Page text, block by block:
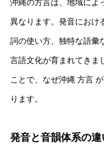
沖縄の方言は、地域によ
異なります。発音におけ
詞の使い方、独特な語彙
言語文化が育まれてきま
ことで、なぜ沖縄 方言
ります。
発音と音韻体系の違